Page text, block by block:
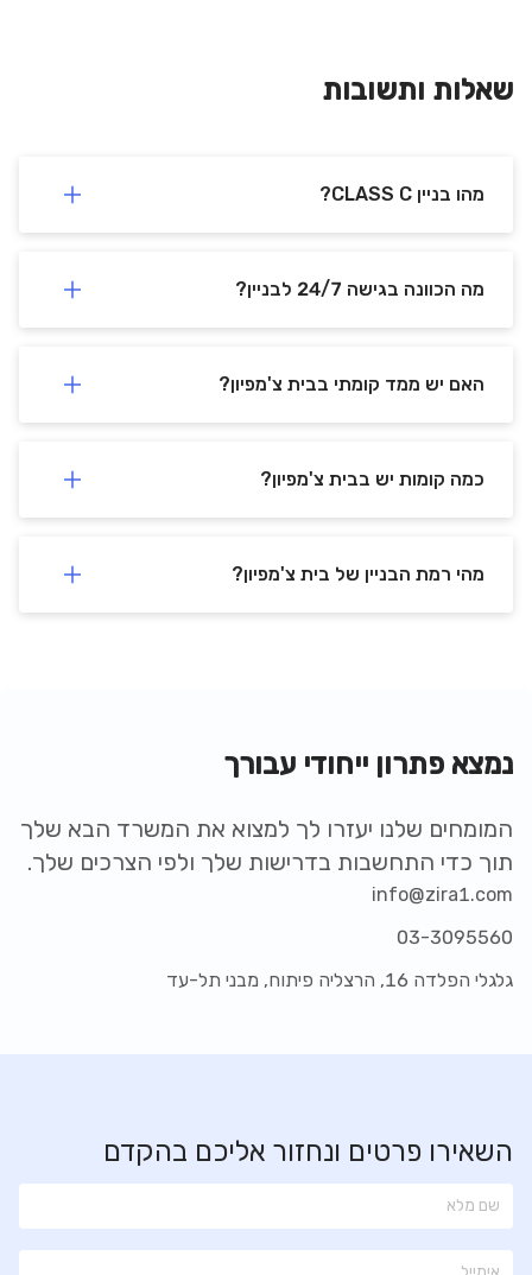
שאלות ותשובות
מהו בניין CLASS C?
מה הכוונה בגישה 24/7 לבניין?
האם יש ממד קומתי בבית צ'מפיון?
כמה קומות יש בבית צ'מפיון?
מהי רמת הבניין של בית צ'מפיון?
נמצא פתרון ייחודי עבורך
המומחים שלנו יעזרו לך למצוא את המשרד הבא שלך
תוך כדי התחשבות בדרישות שלך ולפי הצרכים שלך.
info@zira1.com
03-3095560
גלגלי הפלדה 16, הרצליה פיתוח, מבני תל-עד
השאירו פרטים ונחזור אליכם בהקדם